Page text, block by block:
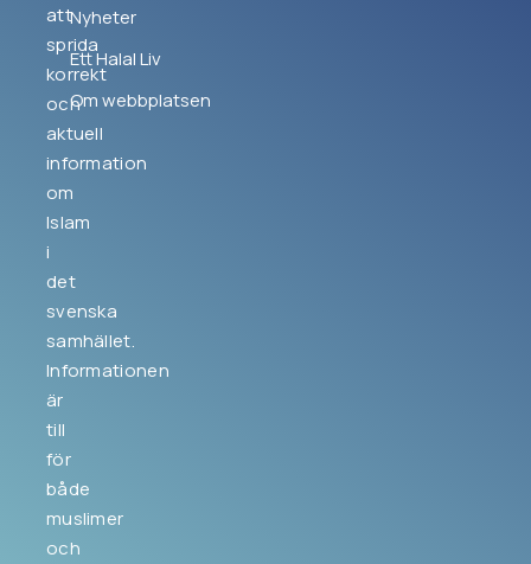
att
sprida
korrekt
och
aktuell
information
om
Islam
i
det
svenska
samhället.
Informationen
är
till
för
både
muslimer
och
Nyheter
Ett Halal Liv
Om webbplatsen